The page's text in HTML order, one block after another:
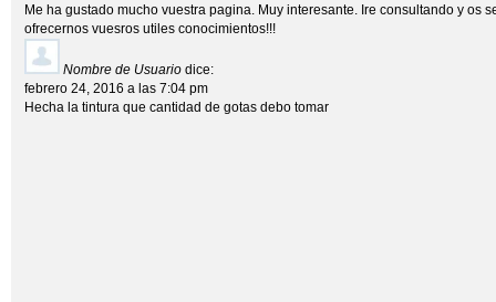
Me ha gustado mucho vuestra pagina. Muy interesante. Ire consultando y os
ofrecernos vuesros utiles conocimientos!!!
Nombre de Usuario dice:
febrero 24, 2016 a las 7:04 pm
Hecha la tintura que cantidad de gotas debo tomar